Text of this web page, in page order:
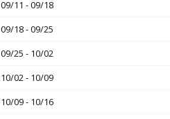
09/11 - 09/18
09/18 - 09/25
09/25 - 10/02
10/02 - 10/09
10/09 - 10/16